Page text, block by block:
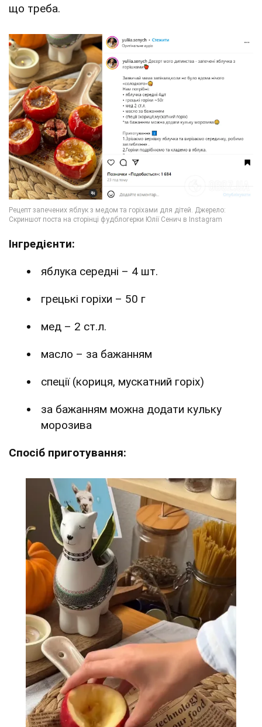
що треба.
Інгредієнти:
яблука середні – 4 шт.
грецькі горіхи – 50 г
мед – 2 ст.л.
масло – за бажанням
спеції (кориця, мускатний горіх)
за бажанням можна додати кульку
морозива
Спосіб приготування: